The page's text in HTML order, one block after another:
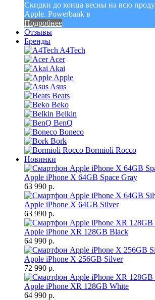
Скидки до конца весны на всю
Apple. Powerbank в
Подробнее
Отзывы
Бренды
A4Tech
Acer
Akai
Apple
Asus
Beats
Beko
Belkin
BenQ
Boneco
Bork
Bormioli Rocco
Новинки
Apple iPhone X 64GB Space Gray
63 990 р.
Apple iPhone X 64GB Silver
63 990 р.
Apple iPhone XR 128GB Black
64 990 р.
Apple iPhone X 256GB Silver
72 990 р.
Apple iPhone XR 128GB White
64 990 р.